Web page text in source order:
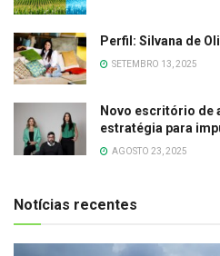
Perfil: Silvana de
SETEMBRO 13, 2025
Novo escritório de
estratégia para
AGOSTO 23, 2025
Notícias recentes